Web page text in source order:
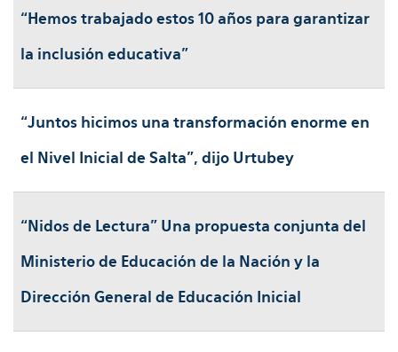
“Hemos trabajado estos 10 años para garantizar
la inclusión educativa”
“Juntos hicimos una transformación enorme en
el Nivel Inicial de Salta”, dijo Urtubey
“Nidos de Lectura” Una propuesta conjunta del
Ministerio de Educación de la Nación y la
Dirección General de Educación Inicial